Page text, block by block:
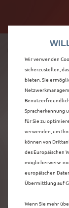
Ë-C3
Wir verwenden
sicherzustellen,
bieten. Sie
Spracherkennung
für Sie zu
verwenden, um
können von
des Europäischen
möglicherweise
europäischen
Übermittlung auf
Wenn Sie mehr